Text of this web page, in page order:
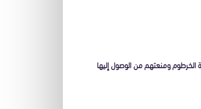
ومنعتهم من الوصول إليها